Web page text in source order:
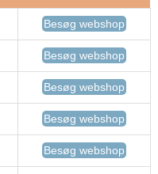
Besøg webshop
Besøg webshop
Besøg webshop
Besøg webshop
Besøg webshop